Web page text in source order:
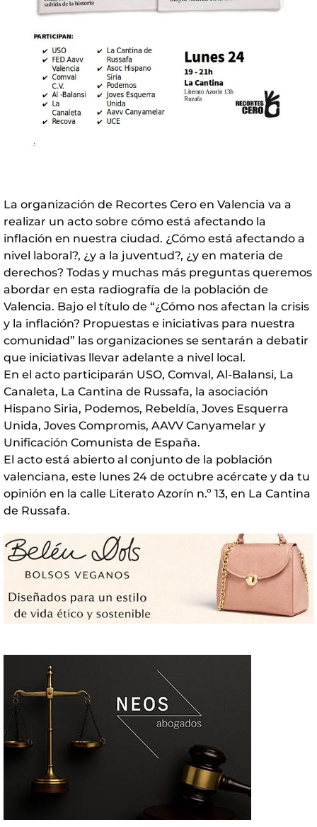
La organización de Recortes Cero en Valencia va a
realizar un acto sobre cómo está afectando la
inflación en nuestra ciudad. ¿Cómo está afectando a
nivel laboral?, ¿y a la juventud?, ¿y en materia de
derechos? Todas y muchas más preguntas queremos
abordar en esta radiografía de la población de
Valencia. Bajo el título de “¿Cómo nos afectan la crisis
y la inflación? Propuestas e iniciativas para nuestra
comunidad” las organizaciones se sentarán a debatir
que iniciativas llevar adelante a nivel local.
En el acto participarán USO, Comval, Al-Balansi, La
Canaleta, La Cantina de Russafa, la asociación
Hispano Siria, Podemos, Rebeldía, Joves Esquerra
Unida, Joves Compromis, AAVV Canyamelar y
Unificación Comunista de España.
El acto está abierto al conjunto de la población
valenciana, este lunes 24 de octubre acércate y da tu
opinión en la calle Literato Azorín n.º 13, en La Cantina
de Russafa.